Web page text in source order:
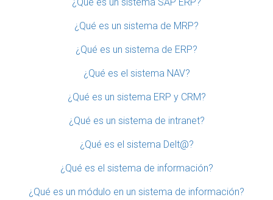
¿Qué es un sistema de MRP?
¿Qué es un sistema de ERP?
¿Qué es el sistema NAV?
¿Qué es un sistema ERP y CRM?
¿Qué es un sistema de intranet?
¿Qué es el sistema Delt@?
¿Qué es el sistema de información?
¿Qué es un módulo en un sistema de información?